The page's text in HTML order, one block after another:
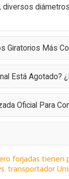
Giratorios Más
Está Agotado?
Oficial Para
forjadas
transportador